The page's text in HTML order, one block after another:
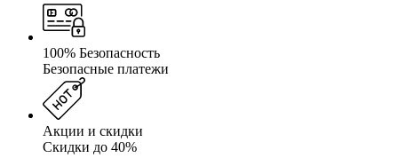
100% Безопасность
Безопасные платежи
Акции и скидки
Скидки до 40%